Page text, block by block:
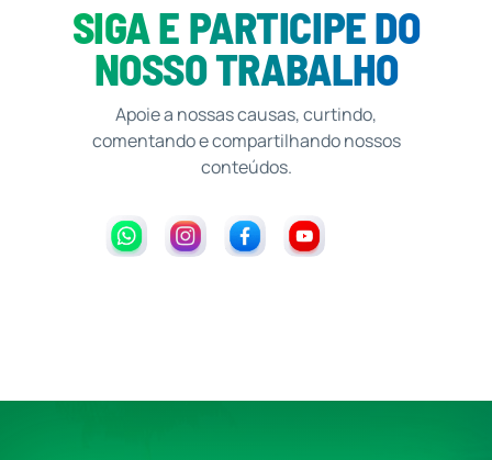
SIGA E PARTICIPE DO
NOSSO TRABALHO
Apoie a nossas causas, curtindo,
comentando e compartilhando nossos
conteúdos.